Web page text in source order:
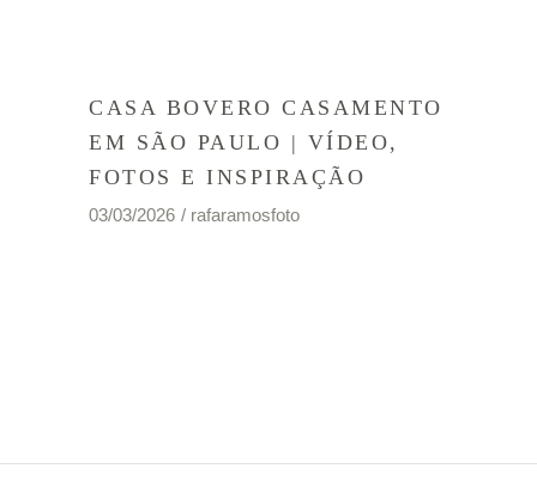
CASA BOVERO CASAMENTO
EM SÃO PAULO | VÍDEO,
FOTOS E INSPIRAÇÃO
03/03/2026 rafaramosfoto